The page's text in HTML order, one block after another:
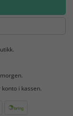
i kassen.